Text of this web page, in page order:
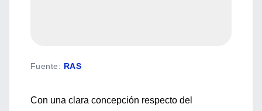
Fuente: RAS
Con una clara concepción respecto del